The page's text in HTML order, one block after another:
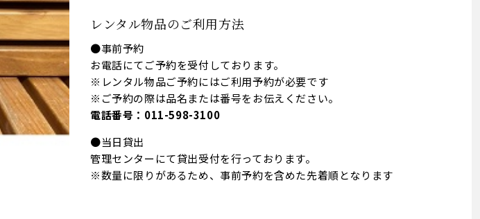
レンタル物品のご利用方法
●事前予約
お電話にてご予約を受付しております。
※レンタル物品ご予約にはご利用予約が必要です
※ご予約の際は品名または番号をお伝えください。
電話番号：011-598-3100
●当日貸出
管理センターにて貸出受付を行っております。
※数量に限りがあるため、事前予約を含めた先着順となります